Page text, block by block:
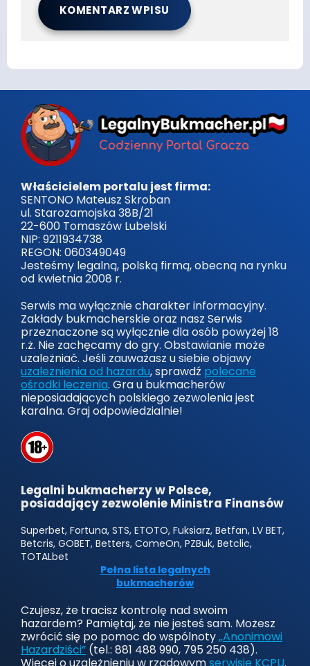
Właścicielem portalu jest firma:
SENTONO Mateusz Skroban
ul. Starozamojska 38B/21
22-600 Tomaszów Lubelski
NIP: 9211934738
REGON: 060349049
Jesteśmy legalną, polską firmą, obecną na rynku
od kwietnia 2008 r.
Serwis ma wyłącznie charakter informacyjny.
Zakłady bukmacherskie oraz nasz Serwis
przeznaczone są wyłącznie dla osób powyżej 18
r.ż. Nie zachęcamy do gry. Obstawianie może
uzależniać. Jeśli zauważasz u siebie objawy
uzależnienia od hazardu, sprawdź polecane
ośrodki leczenia. Gra u bukmacherów
nieposiadających polskiego zezwolenia jest
karalna. Graj odpowiedzialnie!
Legalni bukmacherzy w Polsce,
posiadający zezwolenie Ministra Finansów
Superbet, Fortuna, STS, ETOTO, Fuksiarz, Betfan, LV BET,
Betcris, GOBET, Betters, ComeOn, PZBuk, Betclic,
TOTALbet
Pełna lista legalnych
bukmacherów
Czujesz, że tracisz kontrolę nad swoim
hazardem? Pamiętaj, że nie jesteś sam. Możesz
zwrócić się po pomoc do wspólnoty„Anonimowi
Hazardziści” (tel.: 881 488 990, 795 250 438).